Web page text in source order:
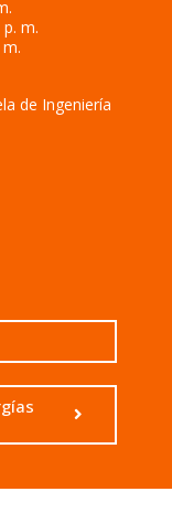
m.
de Ingeniería